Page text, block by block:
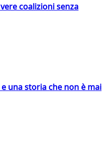
coalizioni senza
una storia che non è mai